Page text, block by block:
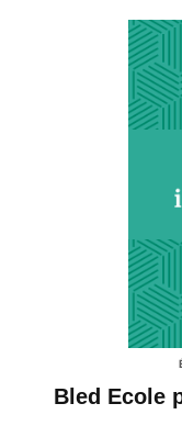
Bled Ecole